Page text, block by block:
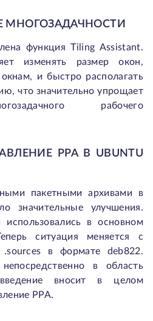
МНОГОЗАДАЧНОСТИ
функция Tiling Assistant.
изменять размер окон,
и быстро располагать
что значительно упрощает
рабочего
PPA В UBUNTU
пакетными архивами в
значительные улучшения.
в основном
ситуация меняется с
в формате deb822.
в область
вносит в целом
PPA.